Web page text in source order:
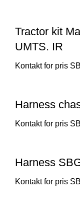
Tractor kit
UMTS. IR
Harness
Harness